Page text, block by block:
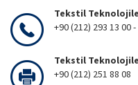
Tekstil
+90 (212) 293 13 00
Tekstil
+90 (212) 251 88 08